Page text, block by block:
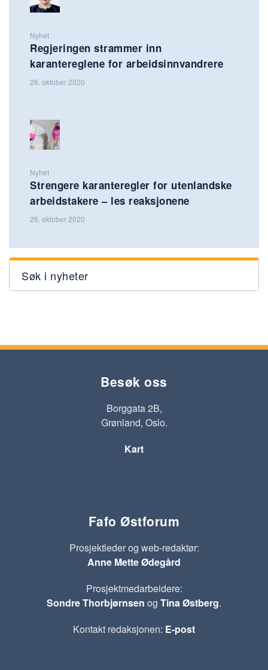
Nyhet
Regjeringen strammer inn
karantereglene for arbeidsinnvandrere
26. oktober 2020
Nyhet
Strengere karanteregler for utenlandske
arbeidstakere – les reaksjonene
26. oktober 2020
Søk i nyheter
Besøk oss
Borggata 2B,
Grønland, Oslo.
Kart
Fafo Østforum
Prosjektleder og web-redaktør:
Anne Mette Ødegård
Prosjektmedarbeidere:
Sondre Thorbjørnsen og Tina Østberg.
Kontakt redaksjonen: E-post